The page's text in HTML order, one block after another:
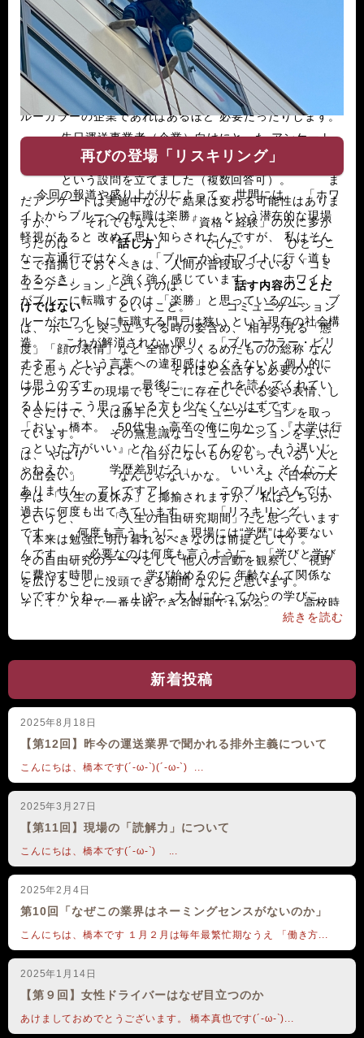
「健康維持能力」ですし、 なかには 「コミュニケー
ション能力なんて必要ない」 という方もいらっしゃるかも
しれません。 ブルーカラーにおいては、 人と会話を
する機会も比較的少ないです。 でも。 でもですよ。
ルーカラーの企業であればあるほど 必要だったりします。
先日運送事業者（企業）向けにとった アンケート
で、「転職してくる人の何を見て採用を決めるか」
という設問を立てました（複数回答可）。 ま
だアンケートは実施中なので 結果は変わる可能性はありま
すが、 それでもなんと、 「資格・経験」の次に多か
ったのは「話し方」でした。 ひとつこ
こで指摘しておくべきは、 人間が普段取っている 「コミ
ュニケーション」というのは、話す内容のことだ
けではないということ。 コミュニケーション
は、 ボーっと突っ立ってる時の姿含め、 相手が見る「態
度」「顔の表情」など 全部ひっくるめたものの総称 なん
だと思うんですよね。 それほど会話する必要のない
ブルーカラーの現場でも そこに存在している姿や表情、し
ぐさだけで、 人は勝手に人と コミュニケーションを取っ
ています。 その無意識なコミュニケーションを学ぶに
は、 やはり 「（自分にないものをもっている）人と
の出会い」 なんじゃないかな。 よく日本の大
学は 「人生の夏休み」と揶揄されますが、 私はどちらか
というと、 「人生の自由研究期間」だと思っています
（本来は勉強に明け暮れるべきなのは前提として）。
その自由研究のテーマとして 他人の言動を観察し、 視野
を広げることに没頭できる期間 なんだと思います。
そして、人生で一番失敗できる時期でもある。 高校時
代の失敗は笑ってくれる。 大学時代の失敗は叱ってくれ
リ社会人」 のつなぎの期間として、大学は ランクに関係
なく 観察する時間も失敗する時間も たっぷりとれる
るための期間が たまたま「大学在学の期間」にあたる
という認識の方が、 「大学は行けるならいったほう
がいい」 の真意に近いです。 当然、 中学や高
校からでも コミュニケーション能力は身に付きます。
実際、twitterでいつも冗談言い合う人の中に ライターで
も嫉妬するくらい コミュニケーション能力が高い あるト
ラックドライバーさんがいます。 中卒は中卒で、 高
卒は高卒で、 専門卒は専門卒で 大学に行かなかった
からこそ得られた コミュニケーション能力もあるはず。
実際、うちのオトン中卒ですが、 彼のコミュニケーシ
ョンお化けっぷり見ると 改めてそう思います。 現場
にも大学と同じように 自分にはない価値観を持った人が
たくさんいるわけですからね。 それに何より、当然の
ことながら、 たとえ大学に行っても コミュニケーション
再びの登場「リスキリング」
今回の報道や盛り上がりによって、 世間には 「ホワ
イトからブルーへの転職は楽勝」 という潜在的な現場
軽視があると 改めて思い知らされたんですが、 私はそん
な一方通行ではなく 「ブルーからホワイトに行く道も
あるべき」 と強く強く感じています。 ホワイト
がブルーに転職するのは 「楽勝」と思っているのに、 ブ
ルーがホワイトに転職する門戸は狭い という現在の社会構
造。 これが解消されない限り、 「ブルーカラー・ビリ
オネア」 という言葉への違和感はぬぐえないと 個人的に
は思うのです。 最後に。 これを読んでくれてい
る人には こう思っている方も少なくないはずです。
「おい、橋本。 50代中・高卒の俺に向かって 『大学は行
っといた方がいい』とか バカにしてんのか。 もう遅いじ
ゃねえか。 学歴差別だろ」 いいえ、そんなこと
ありません。 アレですアレ。 このブルルさんでは
過去に何度も出てきています 「リスキリング」
です。 何度も言うように、 現場には“学歴”は必要ない
んです。 必要なのは何度も言うように、 「学びと学び
に費やす時間」。 学び始めるのに 年齢なんて関係な
いですからね。 いや、 大人になってからの学びこ
そ、 自分をより成長させる要素になると思う。 自分
自身の「社会的価値」が分かったうえで リスキリングする
のって、 学生と社会人の間の「大学期間」で学ぶ以上に
大きなものを得られると思っています。 学びは自分の
好きな趣味、 現場で求められている知識など なんでも
いいと思います。 とにかく自分の時間を増やし、 学
べる時間を増やす努力をしてほしいなと 現場の人たちには
思います。 なんや気が付いたら長文になってしまいま
したが… なかには、経済的な事情で 「高校・大学に
行きたくても行けなかった人」 もいるかと思う。 だか
らこそ、 大学まで学費いらない、ってなるといいと 心の
底から思っている(*´ω｀) 学びたい人に障壁なんてあっ
たらあかん。 労働時間を少しでも短く・楽にして、
「自分」に投資できる時間ができる社会に できるといいな
と思っている次第であります。 大学まで無償になると
いいよな‥‥ﾎﾞｿ ということで今回はこれにて。 最
後まで読んでくれてありがとうございました。 また次回な
ｖ
続きを読む
新着投稿
2025年8月18日
【第12回】昨今の運送業界で聞かれる排外主義について
こんにちは、橋本です(´-ω-`)(´-ω-`) ...
2025年3月27日
【第11回】現場の「読解力」について
こんにちは、橋本です(´-ω-`) ...
2025年2月4日
第10回「なぜこの業界はネーミングセンスがないのか」
こんにちは、橋本です １月２月は毎年最繁忙期なうえ 「働き方...
2025年1月14日
【第９回】女性ドライバーはなぜ目立つのか
あけましておめでとうございます。 橋本真也です(´-ω-`)...